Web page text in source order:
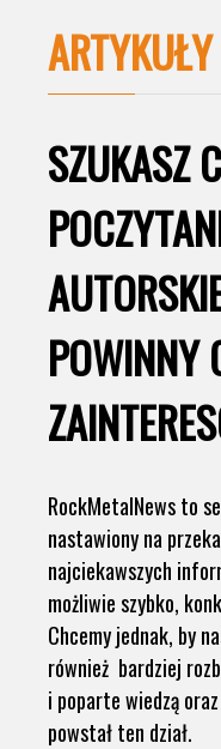
ARTYKUŁY
SZUKASZ
POWINNY
RockMetalNews to
nastawiony na
najciekawszych
możliwie szybko,
Chcemy jednak, by
również bardziej
i poparte wiedzą
powstał ten dział.